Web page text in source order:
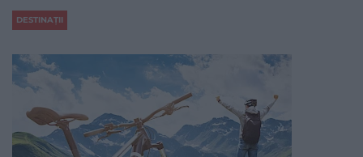
DESTINAȚII